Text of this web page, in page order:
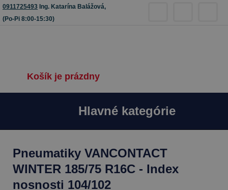
0911725493 Ing. Katarína Balážová,
(Po-Pi 8:00-15:30)
Košík je prázdny
Hlavné kategórie
Pneumatiky VANCONTACT
WINTER 185/75 R16C - Index
nosnosti 104/102